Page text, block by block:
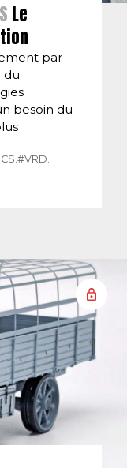
Le
par
du
besoin du
#VRD.